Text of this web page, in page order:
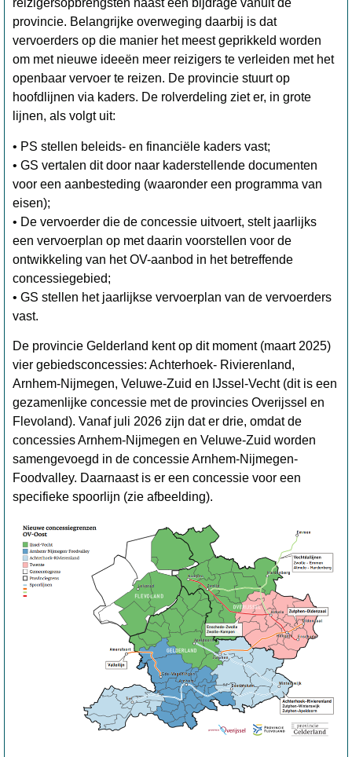
reizigersopbrengsten naast een bijdrage vanuit de
provincie. Belangrijke overweging daarbij is dat
vervoerders op die manier het meest geprikkeld worden
om met nieuwe ideeën meer reizigers te verleiden met het
openbaar vervoer te reizen. De provincie stuurt op
hoofdlijnen via kaders. De rolverdeling ziet er, in grote
lijnen, als volgt uit:
• PS stellen beleids- en financiële kaders vast;
• GS vertalen dit door naar kaderstellende documenten
voor een aanbesteding (waaronder een programma van
eisen);
• De vervoerder die de concessie uitvoert, stelt jaarlijks
een vervoerplan op met daarin voorstellen voor de
ontwikkeling van het OV-aanbod in het betreffende
concessiegebied;
• GS stellen het jaarlijkse vervoerplan van de vervoerders
vast.
De provincie Gelderland kent op dit moment (maart 2025)
vier gebiedsconcessies: Achterhoek- Rivierenland,
Arnhem-Nijmegen, Veluwe-Zuid en IJssel-Vecht (dit is een
gezamenlijke concessie met de provincies Overijssel en
Flevoland). Vanaf juli 2026 zijn dat er drie, omdat de
concessies Arnhem-Nijmegen en Veluwe-Zuid worden
samengevoegd in de concessie Arnhem-Nijmegen-
Foodvalley. Daarnaast is er een concessie voor een
specifieke spoorlijn (zie afbeelding).